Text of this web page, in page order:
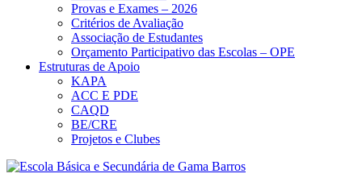
Provas e Exames – 2026
Critérios de Avaliação
Associação de Estudantes
Orçamento Participativo das Escolas – OPE
Estruturas de Apoio
KAPA
ACC E PDE
CAQD
BE/CRE
Projetos e Clubes